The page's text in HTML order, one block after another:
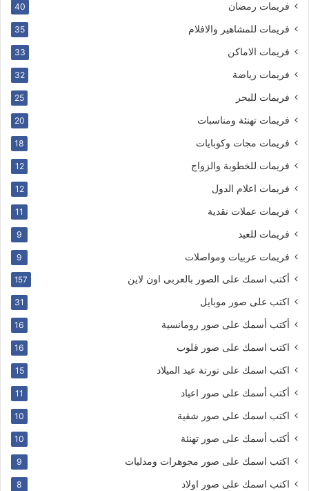
فريمات رمضان 40
فريمات للمشاهير والافلام 35
فريمات الاماكن 33
فريمات رياضة 32
فريمات للبحر 25
فريمات تهنئة ومناسبات 20
فريمات مجات وكوبايات 18
فريمات للخطوبة والزواج 12
فريمات اعلام الدول 12
فريمات عملات نقدية 11
فريمات للعيد 9
فريمات عربيات ومواصلات 9
أكتب اسمك على الصور بالعربى اون لاين 157
اكتب على صور موبايل 31
أكتب أسمك على صور رومانسية 16
اكتب اسمك على صور قلوب 16
اكتب اسمك على تورتة عيد الميلاد 15
أكتب أسمك على صور اعياد 11
اكتب اسمك على صور شقية 10
أكتب أسمك على صور تهنئة 10
اكتب اسمك على صور مجوهرات ومدليات 9
اكتب اسمك على صور اولاد 8